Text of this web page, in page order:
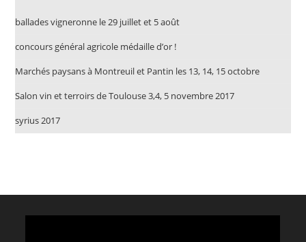
ballades vigneronne le 29 juillet et 5 août
concours général agricole médaille d’or !
Marchés paysans à Montreuil et Pantin les 13, 14, 15 octobre
Salon vin et terroirs de Toulouse 3,4, 5 novembre 2017
syrius 2017